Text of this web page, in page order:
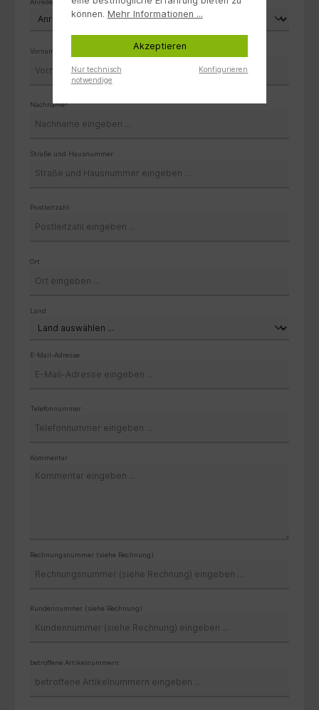
Anrede *
Vorname*
Nachname*
Straße und Hausnummer
Postleitzahl
Ort
Land
E-Mail-Adresse
Telefonnummer
Kommentar
Rechnungsnummer (siehe Rechnung)
Kundennummer (siehe Rechnung)
betroffene Artikelnummern
können. Mehr Informationen ...
Akzeptieren
Nur technisch
notwendige
Konfigurieren